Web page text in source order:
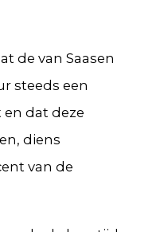
de van Saasen
steeds een
dat deze
diens
van de